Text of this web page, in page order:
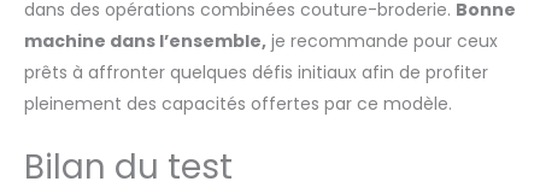
dans des opérations combinées couture-broderie. Bonne
machine dans l’ensemble, je recommande pour ceux
prêts à affronter quelques défis initiaux afin de profiter
pleinement des capacités offertes par ce modèle.
Bilan du test